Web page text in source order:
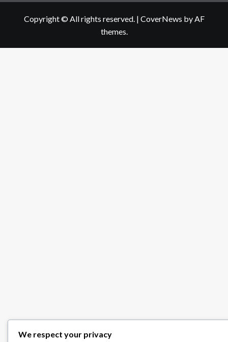
Copyright © All rights reserved. | CoverNews by AF
themes.
We respect your privacy